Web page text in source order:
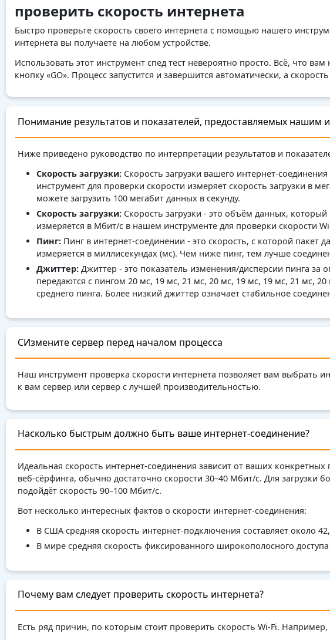
проверить скорость интернета
Быстро проверьте скорость своего интернета с помощью нашего
интернета вы получаете на любом устройстве.
Использовать этот инструмент спед тест невероятно просто. Всё, что
кнопку «GO». Процесс запустится и завершится автоматически, а
Понимание результатов и показателей, предоставляемых нашим
Ниже приведено руководство по интерпретации результатов и
Скорость загрузки: Скорость загрузки вашего интернет-
инструмент для проверки скорости измеряет скорость загрузки в
можете загрузить 100 мегабит данных в секунду.
Скорость загрузки: Скорость загрузки - это объём данных, который
измеряется в Мбит/с в нашем инструменте для проверки скорости
Пинг: Пинг в интернет-соединении - это скорость, с которой пакет
измеряется в миллисекундах (мс). Чем ниже пинг, тем лучше
Джиттер: Джиттер - это показатель изменения/дисперсии пинга
передаются с пингом 20 мс, 19 мс, 21 мс, 20 мс, 19 мс, 19 мс, 21 мс,
среднего пинга. Более низкий джиттер означает стабильное
CИзмените сервер перед началом процесса
Наш инструмент проверка скорости интернета позволяет вам
к вам сервер или сервер с лучшей производительностью.
Насколько быстрым должно быть ваше интернет-соединение?
Идеальная скорость интернет-соединения зависит от ваших
веб-сёрфинга, обычно достаточно скорости 30–40 Мбит/с. Для
подойдёт скорость 90–100 Мбит/с.
Вот несколько интересных фактов о скорости интернет-соединения:
В США средняя скорость интернет-подключения составляет около
В мире средняя скорость фиксированного широкополосного
Почему вам следует проверить скорость интернета?
Есть ряд причин, по которым стоит проверить скорость Wi-Fi. Например,